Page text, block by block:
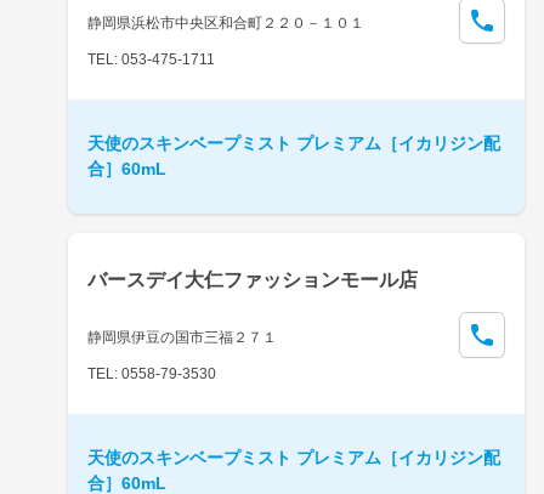
静岡県浜松市中央区和合町２２０－１０１
TEL: 053-475-1711
天使のスキンベープミスト プレミアム［イカリジン配
合］60mL
バースデイ大仁ファッションモール店
静岡県伊豆の国市三福２７１
TEL: 0558-79-3530
天使のスキンベープミスト プレミアム［イカリジン配
合］60mL